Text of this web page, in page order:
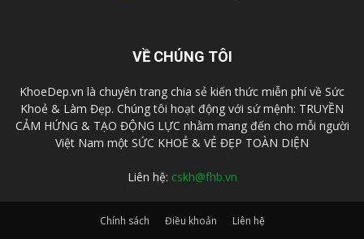
VỀ CHÚNG TÔI
KhoeDep.vn là chuyên trang chia sẻ kiến thức miễn phí về Sức
Khoẻ & Làm Đẹp. Chúng tôi hoạt động với sứ mệnh: TRUYỀN
CẢM HỨNG & TẠO ĐỘNG LỰC nhằm mang đến cho mỗi người
Việt Nam một SỨC KHOẺ & VẺ ĐẸP TOÀN DIỆN
Liên hệ: cskh@fhb.vn
Chính sách Điều khoản Liên hệ